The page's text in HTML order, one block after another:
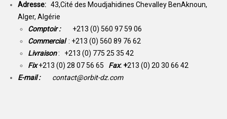
Adresse: 43,Cité des Moudjahidines Chevalley BenAknoun,
Alger, Algérie
Comptoir : +213 (0) 560 97 59 06
Commercial : +213 (0) 560 89 76 62
Livraison: +213 (0) 775 25 35 42
Fix +213 (0) 28 07 56 65 Fax: +213 (0) 20 30 66 42
E-mail :
contact@orbit-dz.com